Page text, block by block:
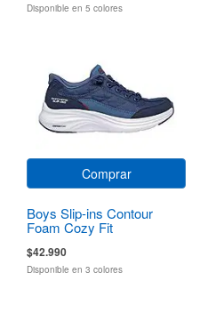
Disponible en 5 colores
Comprar
Boys Slip-ins Contour
Foam Cozy Fit
$42.990
Disponible en 3 colores